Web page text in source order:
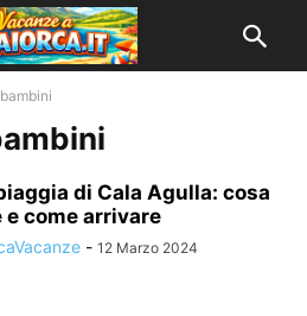
di Cala Agulla: cosa
e come arrivare
- 12 Marzo 2024